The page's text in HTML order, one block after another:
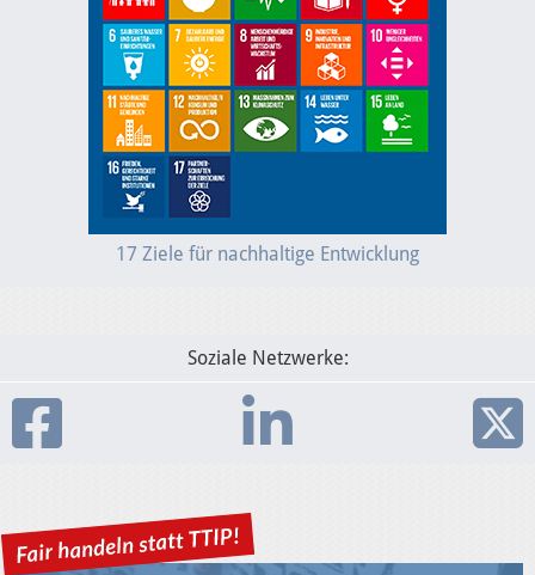
Mediathek
17 Ziele für nachhaltige Entwicklung
Soziale Netzwerke: